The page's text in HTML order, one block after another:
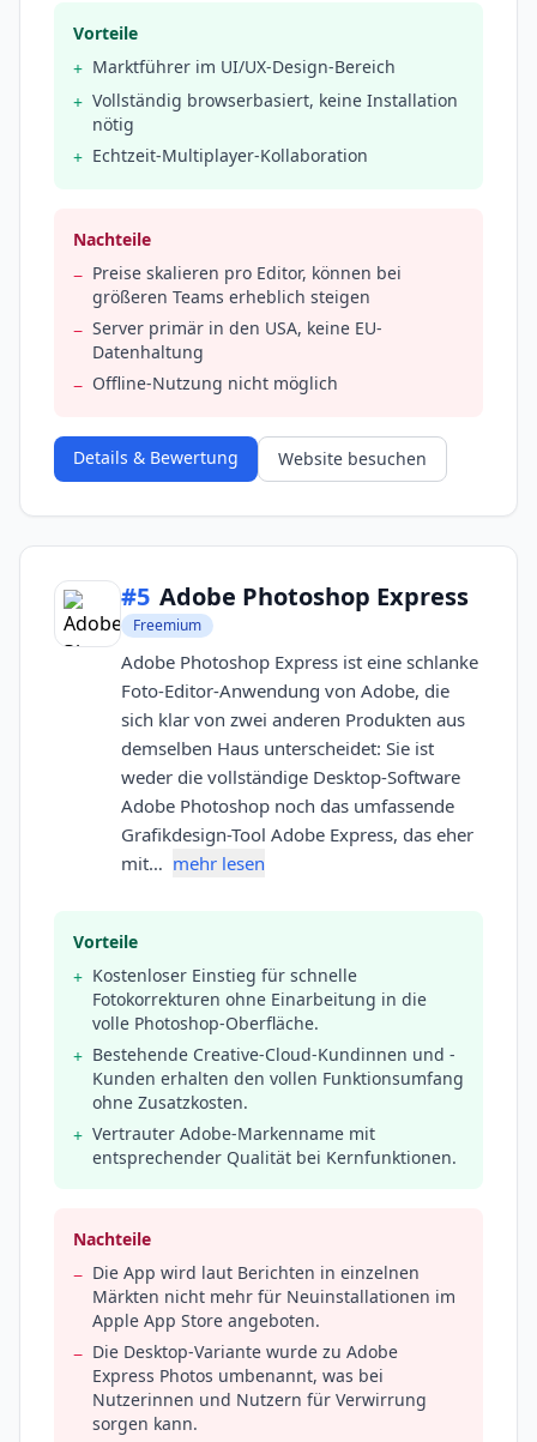
Vorteile
+ Marktführer im UI/UX-Design-Bereich
+ Vollständig browserbasiert, keine Installation
nötig
+ Echtzeit-Multiplayer-Kollaboration
Nachteile
− Preise skalieren pro Editor, können bei
größeren Teams erheblich steigen
− Server primär in den USA, keine EU-
Datenhaltung
− Offline-Nutzung nicht möglich
Details & Bewertung Website besuchen
#5 Adobe Photoshop Express
Freemium
Adobe Photoshop Express ist eine schlanke
Foto-Editor-Anwendung von Adobe, die
sich klar von zwei anderen Produkten aus
demselben Haus unterscheidet: Sie ist
weder die vollständige Desktop-Software
Adobe Photoshop noch das umfassende
Grafikdesign-Tool Adobe Express, das eher
mit… mehr lesen
Vorteile
+ Kostenloser Einstieg für schnelle
Fotokorrekturen ohne Einarbeitung in die
volle Photoshop-Oberfläche.
+ Bestehende Creative-Cloud-Kundinnen und -
Kunden erhalten den vollen Funktionsumfang
ohne Zusatzkosten.
+ Vertrauter Adobe-Markenname mit
entsprechender Qualität bei Kernfunktionen.
Nachteile
− Die App wird laut Berichten in einzelnen
Märkten nicht mehr für Neuinstallationen im
Apple App Store angeboten.
− Die Desktop-Variante wurde zu Adobe
Express Photos umbenannt, was bei
Nutzerinnen und Nutzern für Verwirrung
sorgen kann.